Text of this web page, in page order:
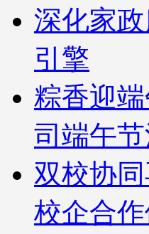
深化家
引擎
粽香迎
司端午
双校协
校企合